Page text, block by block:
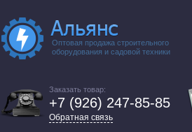
Оптовая продажа строительного
оборудования и садовой техники
Заказать товар:
+7 (926) 247-85-85
Обратная связь